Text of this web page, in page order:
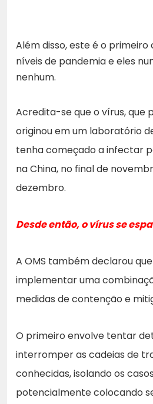
Além disso, este é o
níveis de pandemia e eles
nenhum.
Acredita-se que o vírus, que
originou em um laboratório
tenha começado a infectar
na China, no final de
dezembro.
Desde então, o vírus se
A OMS também declarou
implementar uma
medidas de contenção e
O primeiro envolve tentar
interromper as cadeias de
conhecidas, isolando os
potencialmente colocando